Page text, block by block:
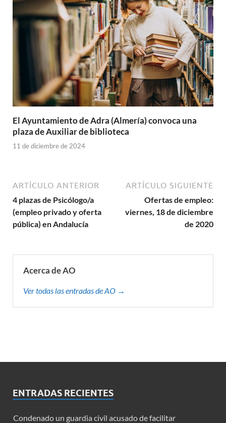
El Ayuntamiento de Adra (Almería) convoca una
plaza de Auxiliar de biblioteca
11 de diciembre de 2024
ARTÍCULO ANTERIOR
4 plazas de Psicólogo/a
(empleo privado y oferta
pública) en Andalucía
ARTÍCULO SIGUIENTE
Ofertas de empleo:
viernes, 18 de diciembre
de 2020
Acerca de AO
Ver todas las entradas de AO →
ENTRADAS RECIENTES
Condenado un guardia civil acusado de facilitar